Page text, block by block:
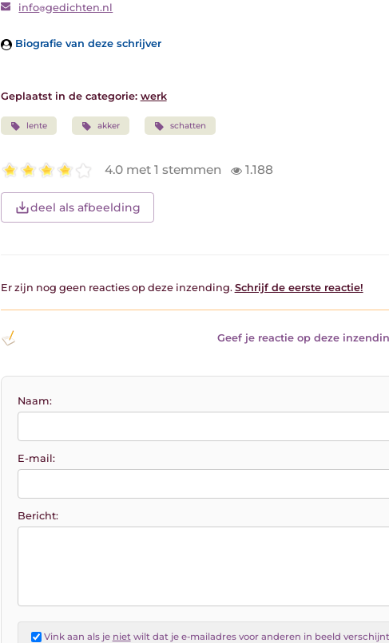
info gedichten.nl
Biografie van deze schrijver
Geplaatst in de categorie: werk
lente akker schatten
4.0 met 1 stemmen 1.188
deel als afbeelding
Er zijn nog geen reacties op deze inzending. Schrijf de eerste reactie!
Geef je reactie op deze
Naam:
E-mail:
Bericht:
Vink aan als je niet wilt dat je e-mailadres voor anderen in beeld verschijnt